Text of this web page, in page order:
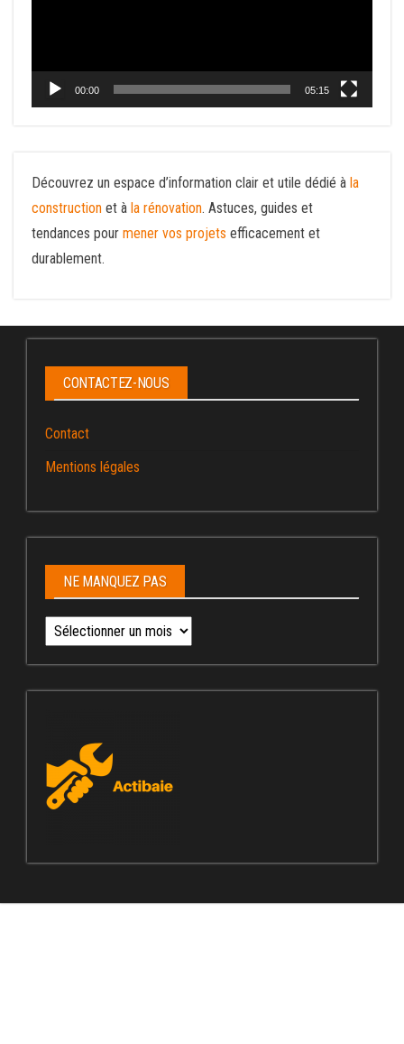
00:00 05:15
Découvrez un espace d’information clair et utile dédié à la
construction et à la rénovation. Astuces, guides et
tendances pour mener vos projets efficacement et
durablement.
CONTACTEZ-NOUS
Contact
Mentions légales
NE MANQUEZ PAS
Ne